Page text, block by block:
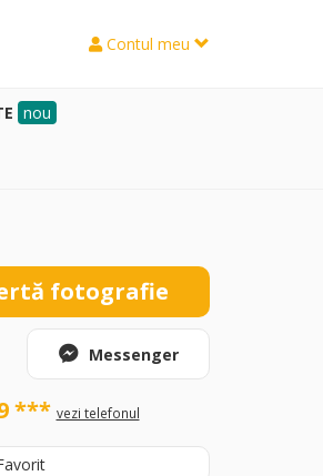
Contul meu
nou
fotografie
Messenger
*** vezi telefonul